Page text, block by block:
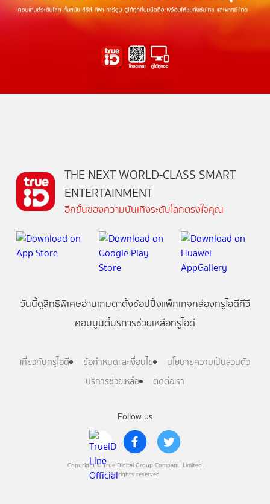
Follow us
Copyright © True Digital Group Company Limited.
All rights reserved
THE NEXT WORLD-CLASS SMART
ENTERTAINMENT
อีกขั้นของความบันเทิงระดับโลกตรงใจคุณ
วันนี้ดูสิทธิพิเศษอ่านเกมตาตั้งช้อปปิ้งแพ็กเกจกล่องทรูไอดีทีวี
คอมมูนิตี้บริการช่วยเหลือทรูไอดี
เกี่ยวกับทรูไอดี ข้อกำหนดและเงื่อนไข
นโยบายความเป็นส่วนตัว
บริการช่วยเหลือ
ติดต่อเรา